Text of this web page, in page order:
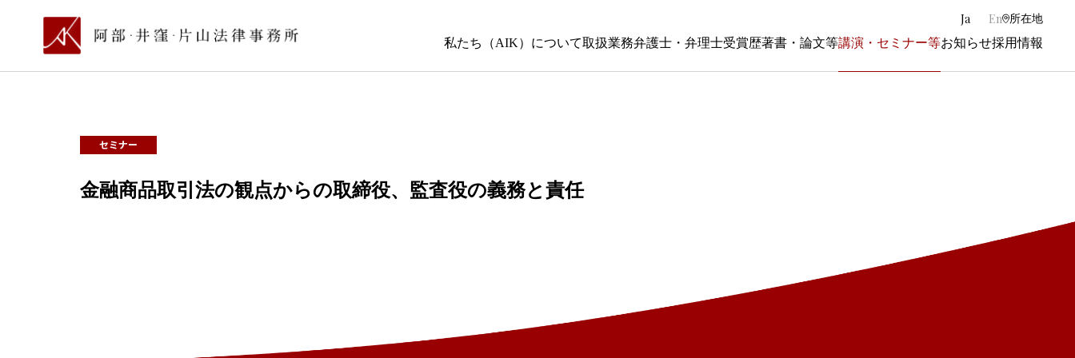
私たち（AIK）について取扱業務弁護士・弁理士受賞歴著書・論文等講演・セミナー等お知らせ採用情報
Ja En 所在地
セミナー
金融商品取引法の観点からの取締役、監査役の義務と責任